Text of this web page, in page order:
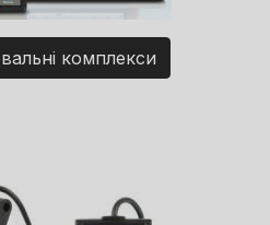
комплекси